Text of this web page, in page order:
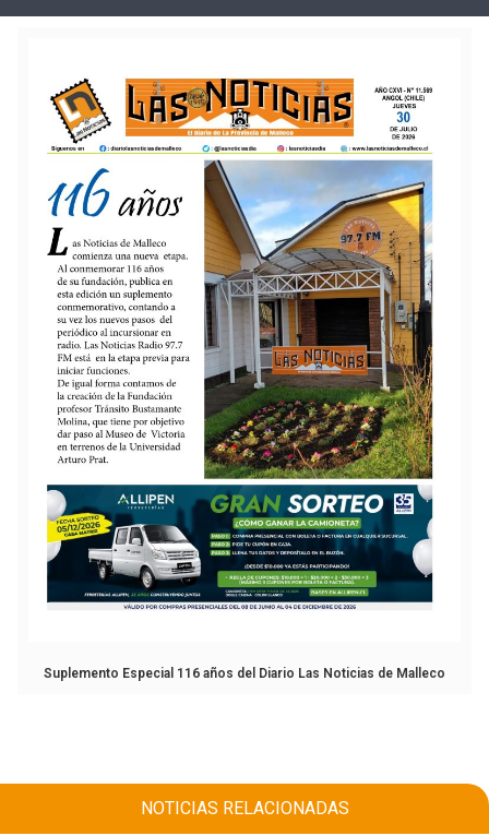
Suplemento Especial 116 años del Diario Las Noticias de Malleco
NOTICIAS RELACIONADAS